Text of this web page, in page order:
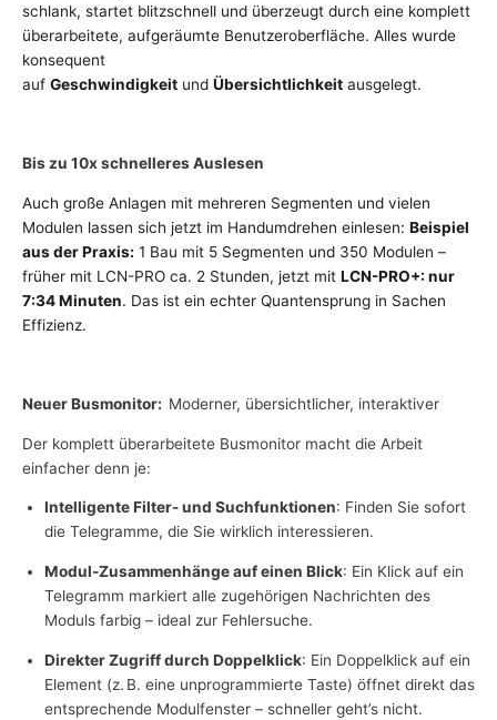
schlank, startet blitzschnell und überzeugt durch eine komplett
überarbeitete, aufgeräumte Benutzeroberfläche. Alles wurde
konsequent
auf Geschwindigkeit und Übersichtlichkeit ausgelegt.
Bis zu 10x schnelleres Auslesen
Auch große Anlagen mit mehreren Segmenten und vielen
Modulen lassen sich jetzt im Handumdrehen einlesen: Beispiel
aus der Praxis: 1 Bau mit 5 Segmenten und 350 Modulen –
früher mit LCN-PRO ca. 2 Stunden, jetzt mit LCN-PRO+: nur
7:34 Minuten. Das ist ein echter Quantensprung in Sachen
Effizienz.
Neuer Busmonitor: Moderner, übersichtlicher, interaktiver
Der komplett überarbeitete Busmonitor macht die Arbeit
einfacher denn je:
Intelligente Filter- und Suchfunktionen: Finden Sie sofort
die Telegramme, die Sie wirklich interessieren.
Modul-Zusammenhänge auf einen Blick: Ein Klick auf ein
Telegramm markiert alle zugehörigen Nachrichten des
Moduls farbig – ideal zur Fehlersuche.
Direkter Zugriff durch Doppelklick: Ein Doppelklick auf ein
Element (z. B. eine unprogrammierte Taste) öffnet direkt das
entsprechende Modulfenster – schneller geht’s nicht.